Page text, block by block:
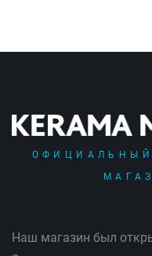
Наш магазин был